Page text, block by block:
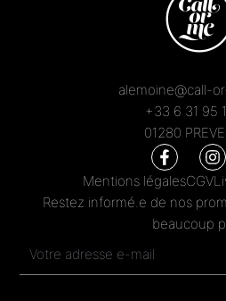
alemoine@call-
+33 6 31 95
01280
Mentions légalesCGV
Restez informé.e de nos
beaucoup